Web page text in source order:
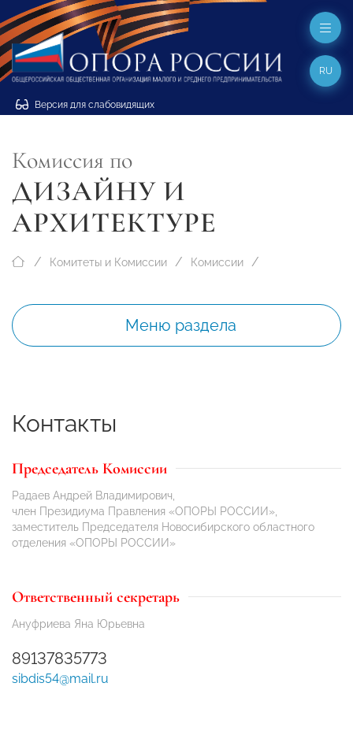
Версия для слабовидящих
RU
Комиссия по
ДИЗАЙНУ И
АРХИТЕКТУРЕ
Комитеты и Комиссии Комиссии
Меню раздела
Контакты
Председатель Комиссии
Радаев Андрей Владимирович,
член Президиума Правления «ОПОРЫ РОССИИ»,
заместитель Председателя Новосибирского областного
отделения «ОПОРЫ РОССИИ»
Ответственный секретарь
Ануфриева Яна Юрьевна
89137835773
sibdis54@mail.ru